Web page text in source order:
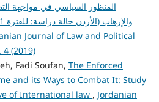
المنظور السياسي في مواجهة
Journal of Law and Political
4 (2019)
Fadi Soufan, The Enforced
and its Ways to Combat It: Study
of International law , Jordanian